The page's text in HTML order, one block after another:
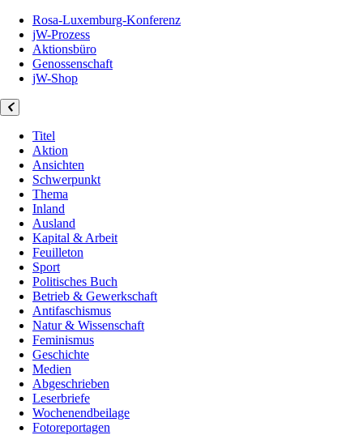
Rosa-Luxemburg-Konferenz
jW-Prozess
Aktionsbüro
Genossenschaft
jW-Shop
Titel
Aktion
Ansichten
Schwerpunkt
Thema
Inland
Ausland
Kapital & Arbeit
Feuilleton
Sport
Politisches Buch
Betrieb & Gewerkschaft
Antifaschismus
Natur & Wissenschaft
Feminismus
Geschichte
Medien
Abgeschrieben
Leserbriefe
Wochenendbeilage
Fotoreportagen